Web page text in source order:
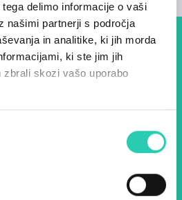
delimo informacije o vaši
našimi partnerji s področja
in analitike, ki jih morda
ki ste jim jih
zbrali skozi vašo uporabo
in zgodbe iz
kulture
na naš novičnik